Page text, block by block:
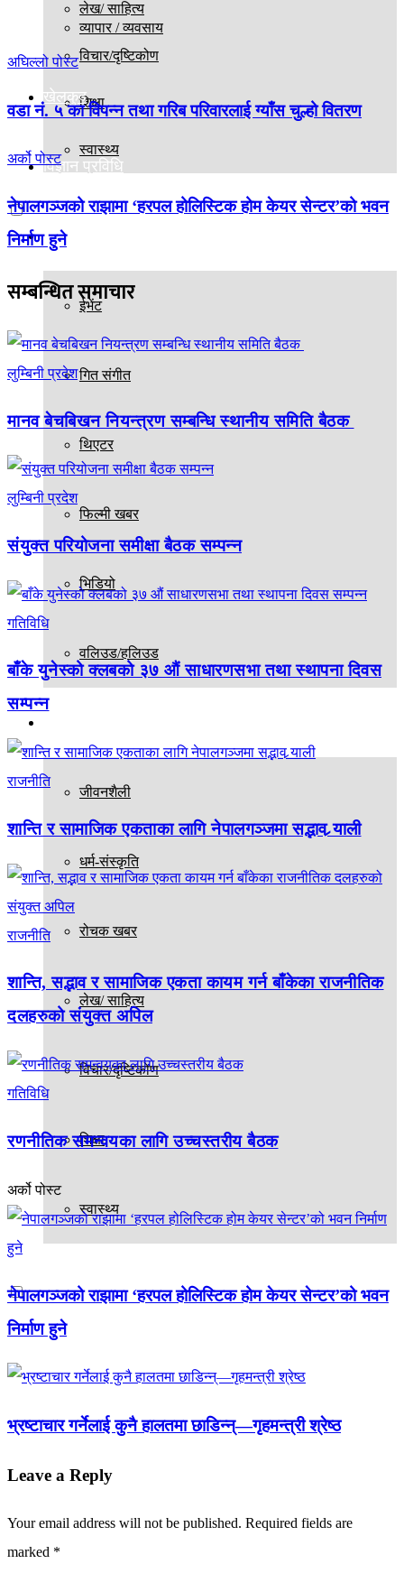
लेख/ साहित्य
विचार/दृष्टिकोण
शिक्षा
स्वास्थ्य
व्यापार / व्यवसाय
खेलकुद
विज्ञान प्रविधि
मनोरञ्जन
ईभेंट
गित संगीत
थिएटर
फिल्मी खबर
भिडियो
वलिउड/हलिउड
जीवनशैली
धर्म-संस्कृति
रोचक खबर
लेख/ साहित्य
विचार/दृष्टिकोण
शिक्षा
स्वास्थ्य
अघिल्लो पोस्ट
वडा नं. ५ का विपन्न तथा गरिब परिवारलाई ग्याँस चुल्हो वितरण
अर्को पोस्ट
नेपालगञ्जको राझामा ‘हरपल होलिस्टिक होम केयर सेन्टर’को भवन
निर्माण हुने
सम्बन्धितसमाचार
लुम्बिनी प्रदेश
मानव बेचबिखन नियन्त्रण सम्बन्धि स्थानीय समिति बैठक
लुम्बिनी प्रदेश
संयुक्त परियोजना समीक्षा बैठक सम्पन्न
गतिविधि
बाँके युनेस्को क्लबको ३७ औं साधारणसभा तथा स्थापना दिवस
सम्पन्न
राजनीति
शान्ति र सामाजिक एकताका लागि नेपालगञ्जमा सद्भाव र्‍याली
राजनीति
शान्ति, सद्भाव र सामाजिक एकता कायम गर्न बाँकेका राजनीतिक
दलहरुको संयुक्त अपिल
गतिविधि
रणनीतिक समन्वयका लागि उच्चस्तरीय बैठक
अर्को पोस्ट
नेपालगञ्जको राझामा ‘हरपल होलिस्टिक होम केयर सेन्टर’को भवन
निर्माण हुने
भ्रष्टाचार गर्नेलाई कुनै हालतमा छाडिन्न्—गृहमन्त्री श्रेष्ठ
Leave a Reply
Your email address will not be published. Required fields are
marked *